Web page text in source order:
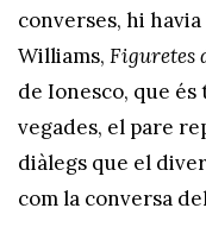
converses, hi
Williams, Figuretes
de Ionesco, que és
vegades, el pare
diàlegs que el
com la conversa